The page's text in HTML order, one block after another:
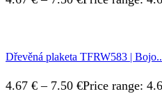
Dřevěná plaketa TFRW583 |
4.67 € – 7.50 €Price range: